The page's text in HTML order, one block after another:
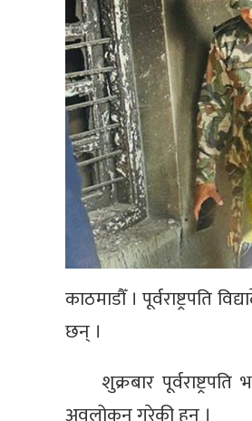
काठमाडौँ । पूर्वराष्ट्रपति
छन् ।
शुक्रबार